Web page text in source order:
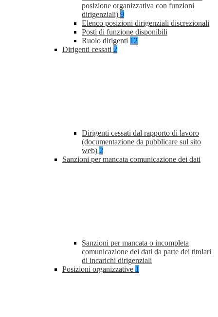
posizione organizzativa con funzioni
dirigenziali) 9
Elenco posizioni dirigenziali discrezionali
Posti di funzione disponibili
Ruolo dirigenti 12
Dirigenti cessati 2
Dirigenti cessati dal rapporto di lavoro
(documentazione da pubblicare sul sito
web) 2
Sanzioni per mancata comunicazione dei dati
Sanzioni per mancata o incompleta
comunicazione dei dati da parte dei titolari
di incarichi dirigenziali
Posizioni organizzative 1